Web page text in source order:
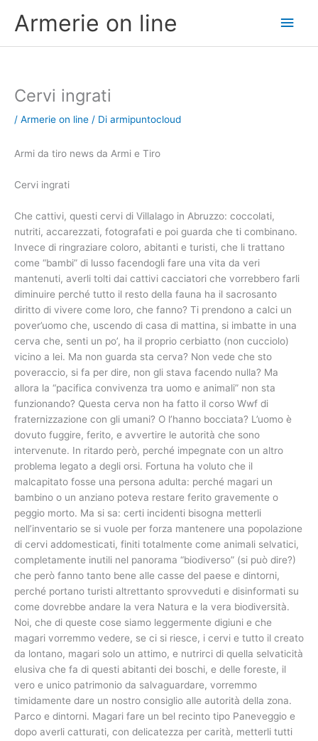
Armerie on line
Cervi ingrati
/ Armerie on line / Di armipuntocloud
Armi da tiro news da Armi e Tiro
Cervi ingrati
Che cattivi, questi cervi di Villalago in Abruzzo: coccolati,
nutriti, accarezzati, fotografati e poi guarda che ti combinano.
Invece di ringraziare coloro, abitanti e turisti, che li trattano
come “bambi” di lusso facendogli fare una vita da veri
mantenuti, averli tolti dai cattivi cacciatori che vorrebbero farli
diminuire perché tutto il resto della fauna ha il sacrosanto
diritto di vivere come loro, che fanno? Ti prendono a calci un
pover’uomo che, uscendo di casa di mattina, si imbatte in una
cerva che, senti un po’, ha il proprio cerbiatto (non cucciolo)
vicino a lei. Ma non guarda sta cerva? Non vede che sto
poveraccio, si fa per dire, non gli stava facendo nulla? Ma
allora la “pacifica convivenza tra uomo e animali” non sta
funzionando? Questa cerva non ha fatto il corso Wwf di
fraternizzazione con gli umani? O l’hanno bocciata? L’uomo è
dovuto fuggire, ferito, e avvertire le autorità che sono
intervenute. In ritardo però, perché impegnate con un altro
problema legato a degli orsi. Fortuna ha voluto che il
malcapitato fosse una persona adulta: perché magari un
bambino o un anziano poteva restare ferito gravemente o
peggio morto. Ma si sa: certi incidenti bisogna metterli
nell’inventario se si vuole per forza mantenere una popolazione
di cervi addomesticati, finiti totalmente come animali selvatici,
completamente inutili nel panorama “biodiverso” (si può dire?)
che però fanno tanto bene alle casse del paese e dintorni,
perché portano turisti altrettanto sprovveduti e disinformati su
come dovrebbe andare la vera Natura e la vera biodiversità.
Noi, che di queste cose siamo leggermente digiuni e che
magari vorremmo vedere, se ci si riesce, i cervi e tutto il creato
da lontano, magari solo un attimo, e nutrirci di quella selvaticità
elusiva che fa di questi abitanti dei boschi, e delle foreste, il
vero e unico patrimonio da salvaguardare, vorremmo
timidamente dare un nostro consiglio alle autorità della zona.
Parco e dintorni. Magari fare un bel recinto tipo Paneveggio e
dopo averli catturati, con delicatezza per carità, metterli tutti